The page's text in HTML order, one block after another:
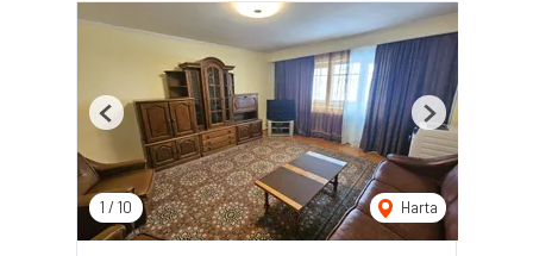
1 / 10 Harta
Previous Next